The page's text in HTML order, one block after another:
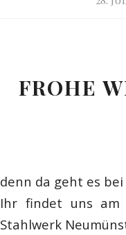
FROHE
denn da geht es
Ihr findet uns am
Stahlwerk